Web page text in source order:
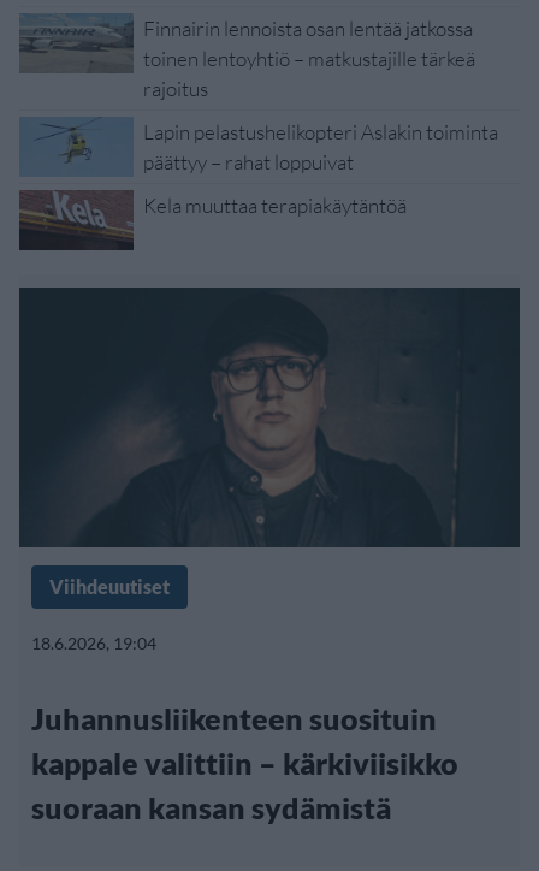
Finnairin lennoista osan lentää jatkossa
toinen lentoyhtiö – matkustajille tärkeä
rajoitus
Lapin pelastushelikopteri Aslakin toiminta
päättyy – rahat loppuivat
Kela muuttaa terapiakäytäntöä
Viihdeuutiset
18.6.2026, 19:04
Juhannusliikenteen suosituin
kappale valittiin – kärkiviisikko
suoraan kansan sydämistä